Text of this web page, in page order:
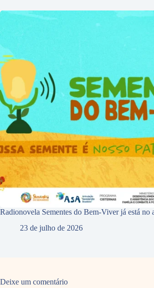
Radionovela Sementes do Bem-Viver já está no
23 de julho de 2026
Deixe um comentário